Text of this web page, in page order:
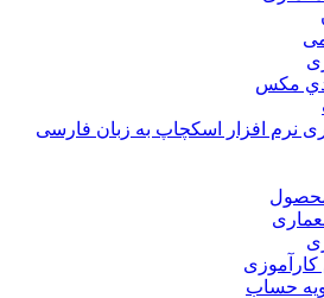
دي ﻣﮑﺲ
نرم افزار اسکچاپ به زبان فارسی
محصول
کارآموزی
حساب